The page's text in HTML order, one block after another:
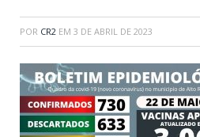
POR CR2 EM 3 DE ABRIL DE 2023